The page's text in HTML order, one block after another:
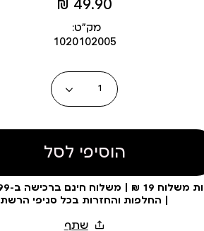
מחיר
מוצר
49.90 ₪
מק״ט:
1020102005
כמות
הוסיפי לסל
| החלפות והחזרות בכל סניפי הרשת